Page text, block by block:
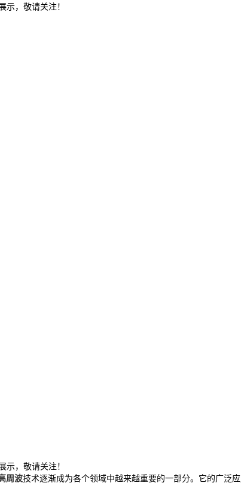
，敬请关注！
，敬请关注！
周波技术逐渐成为各个领域中越来越重要的一部分。它的广泛